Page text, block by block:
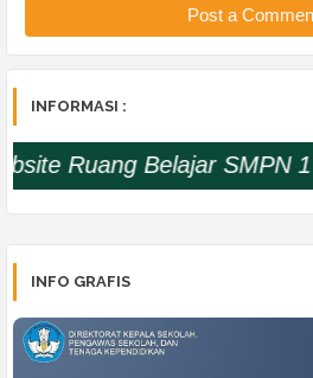
Post a
INFORMASI :
Belajar SMPN 1
INFO GRAFIS